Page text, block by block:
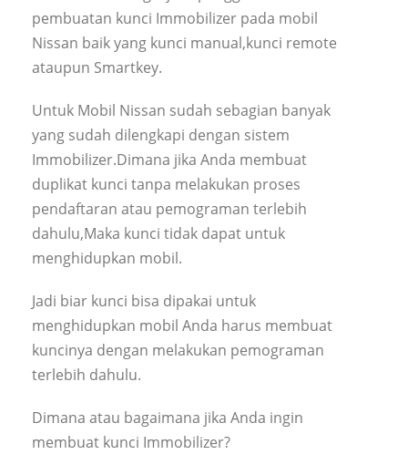
pembuatan kunci Immobilizer pada mobil
Nissan baik yang kunci manual,kunci remote
ataupun Smartkey.
Untuk Mobil Nissan sudah sebagian banyak
yang sudah dilengkapi dengan sistem
Immobilizer.Dimana jika Anda membuat
duplikat kunci tanpa melakukan proses
pendaftaran atau pemograman terlebih
dahulu,Maka kunci tidak dapat untuk
menghidupkan mobil.
Jadi biar kunci bisa dipakai untuk
menghidupkan mobil Anda harus membuat
kuncinya dengan melakukan pemograman
terlebih dahulu.
Dimana atau bagaimana jika Anda ingin
membuat kunci Immobilizer?